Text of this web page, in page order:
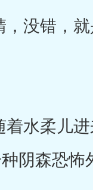
错，就
水柔儿进
阴森恐怖